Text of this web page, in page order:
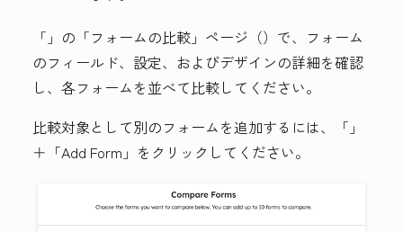
「 」の「フォームの比較」ページ（）で、フォーム
のフィールド、設定、およびデザインの詳細を確認
し、各フォームを並べて比較してください。
比較対象として別のフォームを追加するには、「 」
＋「Add Form」 をクリックしてください。